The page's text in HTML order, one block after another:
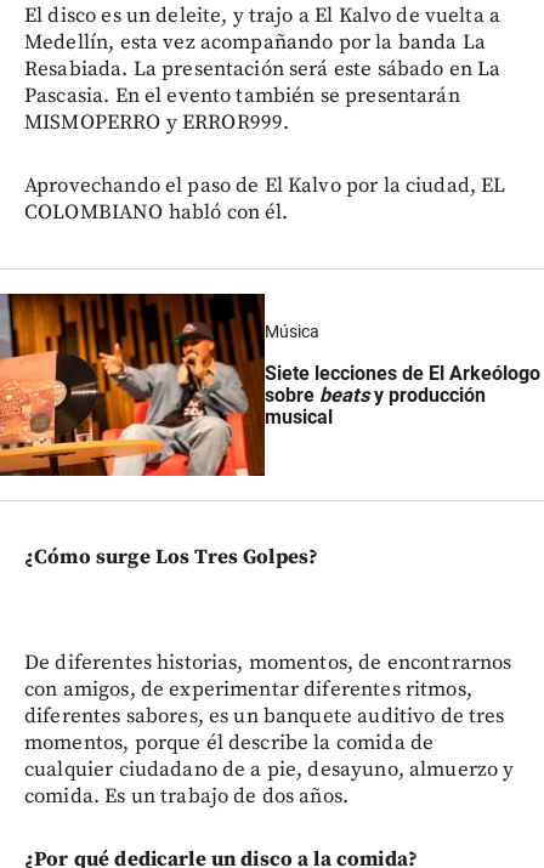
El disco es un deleite, y trajo a El Kalvo de vuelta a
Medellín, esta vez acompañando por la banda La
Resabiada. La presentación será este sábado en La
Pascasia. En el evento también se presentarán
MISMOPERRO y ERROR999.
Aprovechando el paso de El Kalvo por la ciudad, EL
COLOMBIANO habló con él.
Música
Siete lecciones de El Arkeólogo
sobre beatsy producción
musical
¿Cómo surge Los Tres Golpes?
De diferentes historias, momentos, de encontrarnos
con amigos, de experimentar diferentes ritmos,
diferentes sabores, es un banquete auditivo de tres
momentos, porque él describe la comida de
cualquier ciudadano de a pie, desayuno, almuerzo y
comida. Es un trabajo de dos años.
¿Por qué dedicarle un disco a la comida?